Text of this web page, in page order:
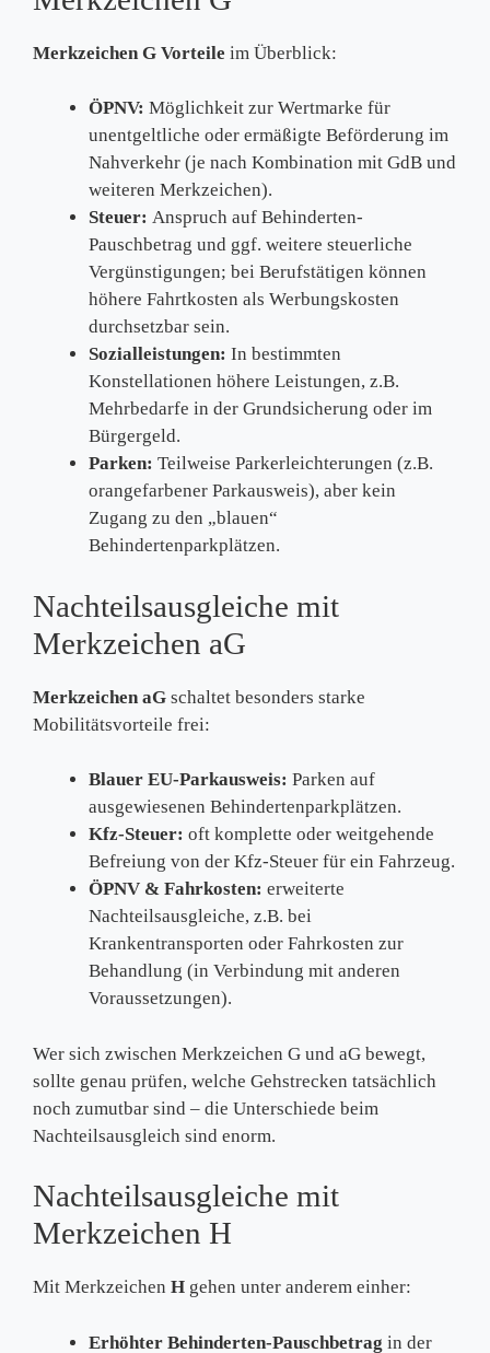
Merkzeichen G Vorteile im Überblick:
ÖPNV: Möglichkeit zur Wertmarke für
unentgeltliche oder ermäßigte Beförderung im
Nahverkehr (je nach Kombination mit GdB und
weiteren Merkzeichen).
Steuer: Anspruch auf Behinderten-
Pauschbetrag und ggf. weitere steuerliche
Vergünstigungen; bei Berufstätigen können
höhere Fahrtkosten als Werbungskosten
durchsetzbar sein.
Sozialleistungen: In bestimmten
Konstellationen höhere Leistungen, z.B.
Mehrbedarfe in der Grundsicherung oder im
Bürgergeld.
Parken: Teilweise Parkerleichterungen (z.B.
orangefarbener Parkausweis), aber kein
Zugang zu den „blauen“
Behindertenparkplätzen.
Nachteilsausgleiche mit
Merkzeichen aG
Merkzeichen aG schaltet besonders starke
Mobilitätsvorteile frei:
Blauer EU-Parkausweis: Parken auf
ausgewiesenen Behindertenparkplätzen.
Kfz-Steuer: oft komplette oder weitgehende
Befreiung von der Kfz-Steuer für ein Fahrzeug.
ÖPNV & Fahrkosten: erweiterte
Nachteilsausgleiche, z.B. bei
Krankentransporten oder Fahrkosten zur
Behandlung (in Verbindung mit anderen
Voraussetzungen).
Wer sich zwischen Merkzeichen G und aG bewegt,
sollte genau prüfen, welche Gehstrecken tatsächlich
noch zumutbar sind – die Unterschiede beim
Nachteilsausgleich sind enorm.
Nachteilsausgleiche mit
Merkzeichen H
Mit Merkzeichen H gehen unter anderem einher:
Erhöhter Behinderten-Pauschbetrag in der